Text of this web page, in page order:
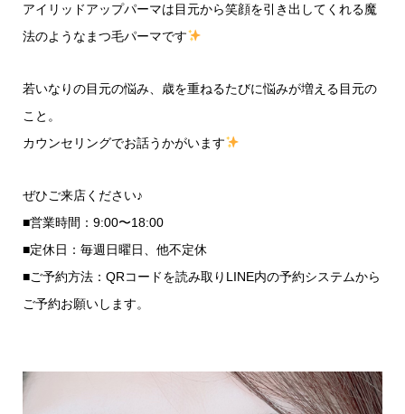
アイリッドアップパーマは目元から笑顔を引き出してくれる魔
法のようなまつ毛パーマです
若いなりの目元の悩み、歳を重ねるたびに悩みが増える目元の
こと。
カウンセリングでお話うかがいます
ぜひご来店ください♪
■営業時間：9:00〜18:00
■定休日：毎週日曜日、他不定休
■ご予約方法：QRコードを読み取りLINE内の予約システムから
ご予約お願いします。